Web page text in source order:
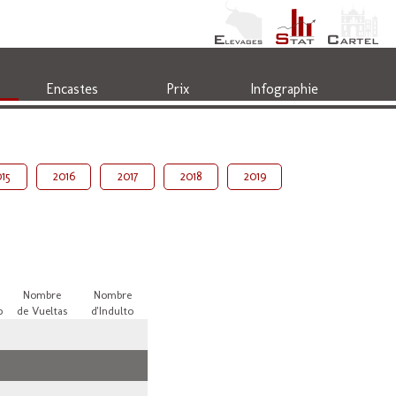
Encastes Prix Infographie
2016 2017 2018 2019
Nombre
de Vueltas
Nombre
d'Indulto